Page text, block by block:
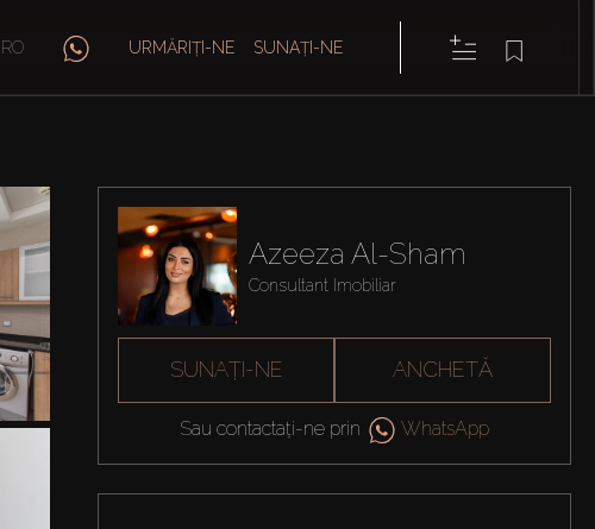
RO URMĂRIȚI-NE SUNAȚI-NE
Azeeza Al-Sham
Consultant Imobiliar
SUNAȚI-NE ANCHETĂ
Sau contactați-ne prin WhatsApp